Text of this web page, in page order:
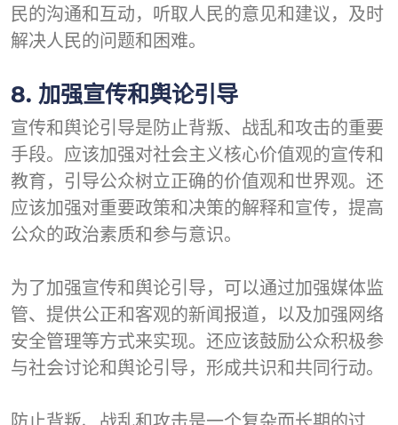
民的沟通和互动，听取人民的意见和建议，及时
解决人民的问题和困难。
8. 加强宣传和舆论引导
宣传和舆论引导是防止背叛、战乱和攻击的重要
手段。应该加强对社会主义核心价值观的宣传和
教育，引导公众树立正确的价值观和世界观。还
应该加强对重要政策和决策的解释和宣传，提高
公众的政治素质和参与意识。
为了加强宣传和舆论引导，可以通过加强媒体监
管、提供公正和客观的新闻报道，以及加强网络
安全管理等方式来实现。还应该鼓励公众积极参
与社会讨论和舆论引导，形成共识和共同行动。